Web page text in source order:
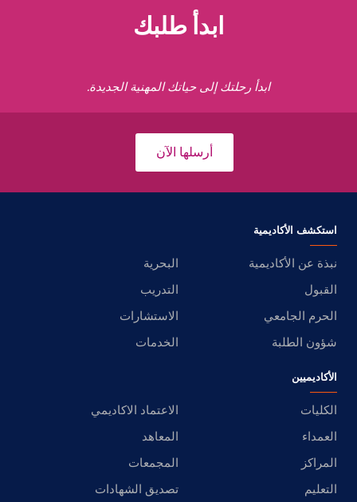
ابدأ طلبك
ابدأ رحلتك إلى حياتك المهنية الجديدة.
أرسلها الآن
استكشف الأكاديمية
نبذة عن الأكاديمية
البحرية
القبول
التدريب
الحرم الجامعي
الاستشارات
شؤون الطلبة
الخدمات
الأكاديميين
الكليات
الاعتماد الاكاديمي
العمداء
المعاهد
المراكز
المجمعات
التعليم
تصديق الشهادات